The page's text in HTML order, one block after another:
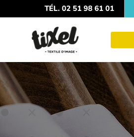
TÉL. 02 51 98 61 01